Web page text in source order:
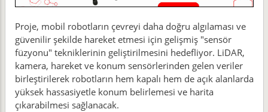
Proje, mobil robotların çevreyi daha doğru algılaması ve
güvenilir şekilde hareket etmesi için gelişmiş "sensör
füzyonu" tekniklerinin geliştirilmesini hedefliyor. LiDAR,
kamera, hareket ve konum sensörlerinden gelen veriler
birleştirilerek robotların hem kapalı hem de açık alanlarda
yüksek hassasiyetle konum belirlemesi ve harita
çıkarabilmesi sağlanacak.